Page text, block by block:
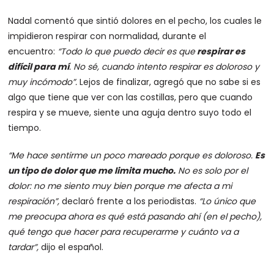
Nadal comentó que sintió dolores en el pecho, los cuales le
impidieron respirar con normalidad, durante el
encuentro: “Todo lo que puedo decir es querespirar es
difícil para mí. No sé, cuando intento respirar es doloroso y
muy incómodo”.Lejos de finalizar, agregó que no sabe si es
algo que tiene que ver con las costillas, pero que cuando
respira y se mueve, siente una aguja dentro suyo todo el
tiempo.
“Me hace sentirme un poco mareado porque es doloroso. Es
un tipo de dolor que me limita mucho. No es solo por el
dolor: no me siento muy bien porque me afecta a mi
respiración”, declaró frente a los periodistas. “Lo único que
me preocupa ahora es qué está pasando ahí (en el pecho),
qué tengo que hacer para recuperarme y cuánto va a
tardar”,dijo el español.